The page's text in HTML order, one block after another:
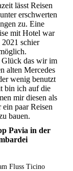
lässt Reisen
erschwerten
zu. Eine
mit Hotel war
schier
Glück das wir im
alten Mercedes
wenig benutzt
bin ich auf die
mir diesen als
paar Reisen
bauen.
Pavia in der
Fluss Ticino